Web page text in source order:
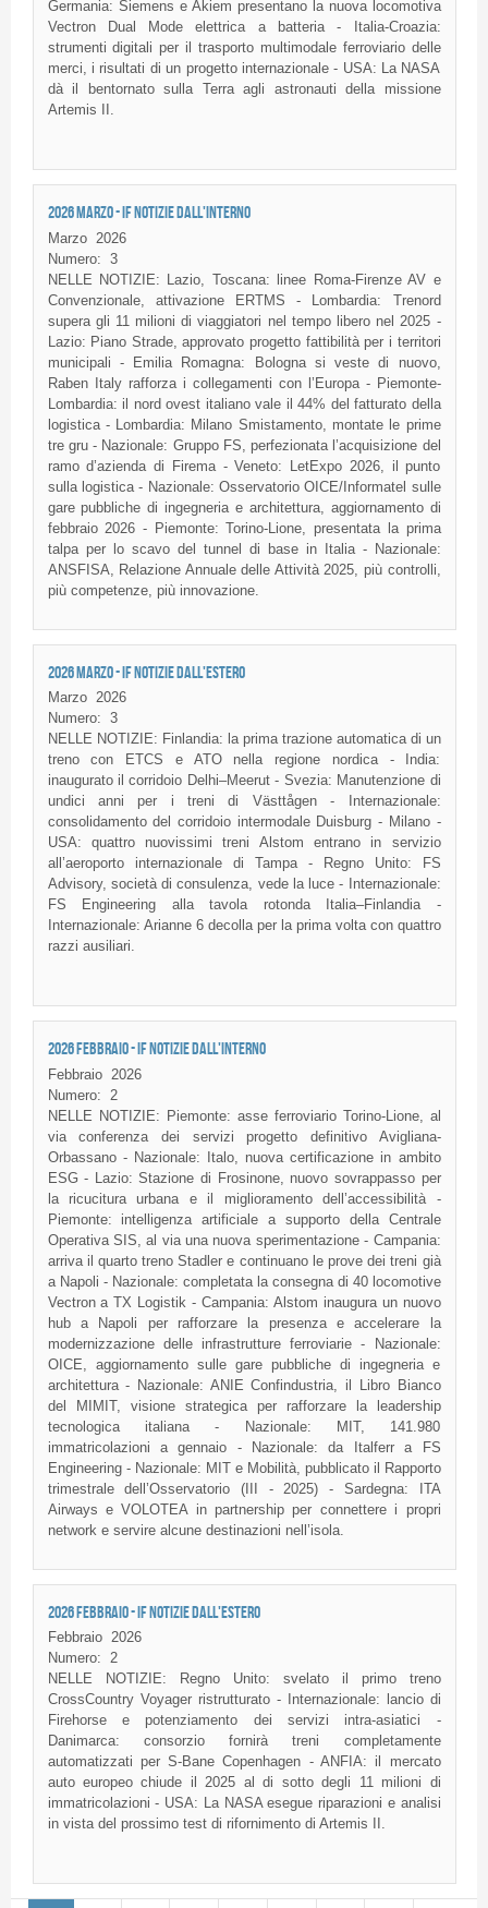
Germania: Siemens e Akiem presentano la nuova locomotiva
Vectron Dual Mode elettrica a batteria - Italia-Croazia:
strumenti digitali per il trasporto multimodale ferroviario delle
merci, i risultati di un progetto internazionale - USA: La NASA
dà il bentornato sulla Terra agli astronauti della missione
Artemis II.
2026 MARZO - IF NOTIZIE DALL'INTERNO
Marzo
2026
Numero: 3
NELLE NOTIZIE: Lazio, Toscana: linee Roma-Firenze AV e
Convenzionale, attivazione ERTMS - Lombardia: Trenord
supera gli 11 milioni di viaggiatori nel tempo libero nel 2025 -
Lazio: Piano Strade, approvato progetto fattibilità per i territori
municipali - Emilia Romagna: Bologna si veste di nuovo,
Raben Italy rafforza i collegamenti con l’Europa - Piemonte-
Lombardia: il nord ovest italiano vale il 44% del fatturato della
logistica - Lombardia: Milano Smistamento, montate le prime
tre gru - Nazionale: Gruppo FS, perfezionata l’acquisizione del
ramo d’azienda di Firema - Veneto: LetExpo 2026, il punto
sulla logistica - Nazionale: Osservatorio OICE/Informatel sulle
gare pubbliche di ingegneria e architettura, aggiornamento di
febbraio 2026 - Piemonte: Torino-Lione, presentata la prima
talpa per lo scavo del tunnel di base in Italia - Nazionale:
ANSFISA, Relazione Annuale delle Attività 2025, più controlli,
più competenze, più innovazione.
2026 MARZO - IF NOTIZIE DALL'ESTERO
Marzo 2026
Numero: 3
NELLE NOTIZIE: Finlandia: la prima trazione automatica di un
treno con ETCS e ATO nella regione nordica - India:
inaugurato il corridoio Delhi–Meerut - Svezia: Manutenzione di
undici anni per i treni di Västtågen - Internazionale:
consolidamento del corridoio intermodale Duisburg - Milano -
USA: quattro nuovissimi treni Alstom entrano in servizio
all’aeroporto internazionale di Tampa - Regno Unito: FS
Advisory, società di consulenza, vede la luce - Internazionale:
FS Engineering alla tavola rotonda Italia–Finlandia -
Internazionale: Arianne 6 decolla per la prima volta con quattro
razzi ausiliari.
2026 FEBBRAIO - IF NOTIZIE DALL'INTERNO
Febbraio
2026
Numero:
2
NELLE NOTIZIE: Piemonte: asse ferroviario Torino-Lione, al
via conferenza dei servizi progetto definitivo Avigliana-
Orbassano - Nazionale: Italo, nuova certificazione in ambito
ESG - Lazio: Stazione di Frosinone, nuovo sovrappasso per
la ricucitura urbana e il miglioramento dell’accessibilità -
Piemonte: intelligenza artificiale a supporto della Centrale
Operativa SIS, al via una nuova sperimentazione - Campania:
arriva il quarto treno Stadler e continuano le prove dei treni già
a Napoli - Nazionale: completata la consegna di 40 locomotive
Vectron a TX Logistik - Campania: Alstom inaugura un nuovo
hub a Napoli per rafforzare la presenza e accelerare la
modernizzazione delle infrastrutture ferroviarie - Nazionale:
OICE, aggiornamento sulle gare pubbliche di ingegneria e
architettura - Nazionale: ANIE Confindustria, il Libro Bianco
del MIMIT, visione strategica per rafforzare la leadership
tecnologica italiana - Nazionale: MIT, 141.980
immatricolazioni a gennaio - Nazionale: da Italferr a FS
Engineering - Nazionale: MIT e Mobilità, pubblicato il Rapporto
trimestrale dell’Osservatorio (III - 2025) - Sardegna: ITA
Airways e VOLOTEA in partnership per connettere i propri
network e servire alcune destinazioni nell’isola.
2026 FEBBRAIO - IF NOTIZIE DALL'ESTERO
Febbraio 2026
Numero: 2
NELLE NOTIZIE: Regno Unito: svelato il primo treno
CrossCountry Voyager ristrutturato - Internazionale: lancio di
Firehorse e potenziamento dei servizi intra-asiatici -
Danimarca: consorzio fornirà treni completamente
automatizzati per S-Bane Copenhagen - ANFIA: il mercato
auto europeo chiude il 2025 al di sotto degli 11 milioni di
immatricolazioni - USA: La NASA esegue riparazioni e analisi
in vista del prossimo test di rifornimento di Artemis II.